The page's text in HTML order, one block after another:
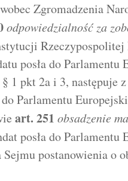
Zgromadzenia
odpowiedzialność za
Rzeczypospolitej
posła do
1 pkt 2a i 3, następuje
Parlamentu
art. 251 obsadzenie
posła do
postanowienia o